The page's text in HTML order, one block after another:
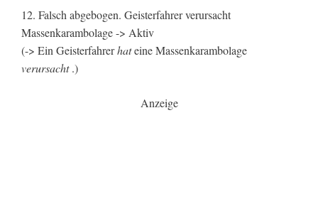
12. Falsch abgebogen. Geisterfahrer verursacht
Massenkarambolage -> Aktiv
(-> Ein Geisterfahrerhateine Massenkarambolage
verursacht.)
Anzeige